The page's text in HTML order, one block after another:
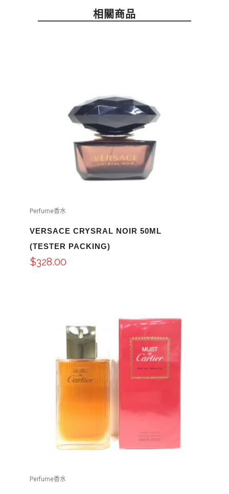
相關商品
Perfume香水
VERSACE CRYSRAL NOIR 50ML
(TESTER PACKING)
$328.00
Perfume香水